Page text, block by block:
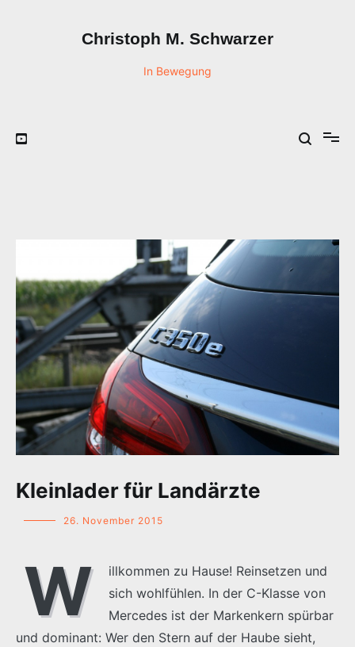
Christoph M. Schwarzer
In Bewegung
Kleinlader für Landärzte
26. November 2015
W
illkommen zu Hause! Reinsetzen und
sich wohlfühlen. In der C-Klasse von
Mercedes ist der Markenkern spürbar
und dominant: Wer den Stern auf der Haube sieht,